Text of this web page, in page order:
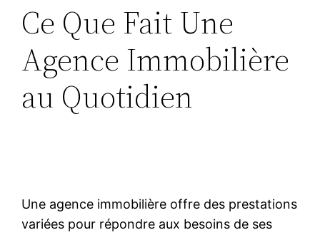
Ce Que Fait Une
Agence Immobilière
au Quotidien
Une agence immobilière offre des prestations
variées pour répondre aux besoins de ses